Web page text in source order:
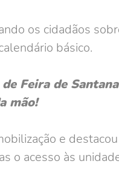
os cidadãos
básico.
Feira de
mão!
e
o acesso às